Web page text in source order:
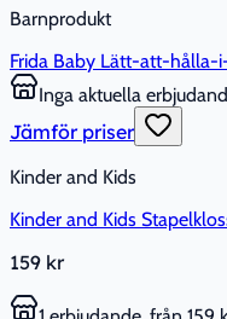
Barnprodukt
Frida Baby Lätt-att-hålla-
Inga aktuella
Jämför priser
Kinder and Kids
Kinder and Kids
159 kr